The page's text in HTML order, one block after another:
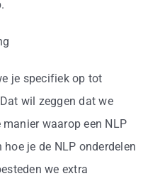
je specifiek op tot
wil zeggen dat we
waarop een NLP
je de NLP onderdelen
we extra